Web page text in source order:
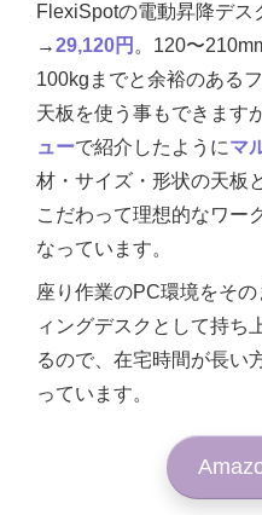
FlexiSpotの電動昇降デス
→29,120円 。120〜
100kgまでと余裕のある
天板を使う事もできます
ューで紹介したようにマ
材・サイズ・形状の天板
こだわって理想的なワー
なっています。
座り作業のPC環境をそ
ィングデスクとして持ち
るので、在宅時間が長い
っています。